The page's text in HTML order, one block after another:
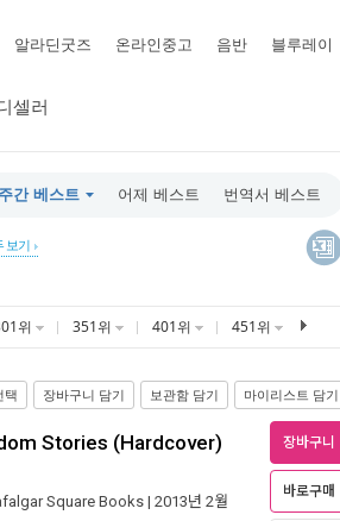
알라딘굿즈 온라인중고 음반 블루레이
셀러
주간 베스트 어제 베스트 번역서 베스트
보기
위 351위 401위 451위
택 장바구니 담기 보관함 담기 마이리스트 담기
Stories (Hardcover)
Square Books| 2013년 2월
장바구니
바로구매